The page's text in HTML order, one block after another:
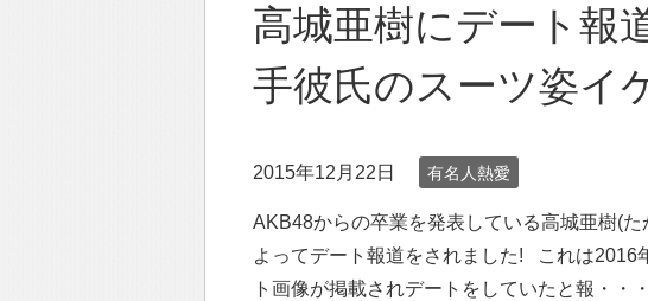
高城亜樹にデート報
手彼氏のスーツ姿イ
2015年12月22日 有名人熱愛
AKB48からの卒業を発表している高城亜樹(
よってデート報道をされました! これは2016
ト画像が掲載されデートをしていたと報・・・